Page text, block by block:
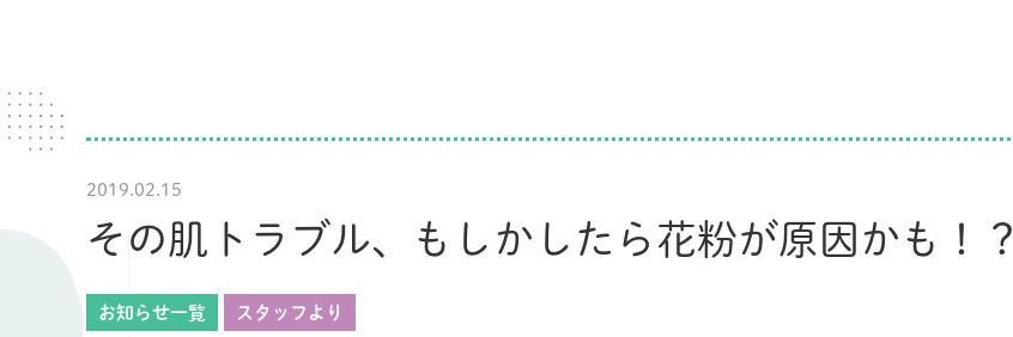
2019.02.15
その肌トラブル、もしかしたら花粉が原因かも！？
お知らせ一覧 スタッフより